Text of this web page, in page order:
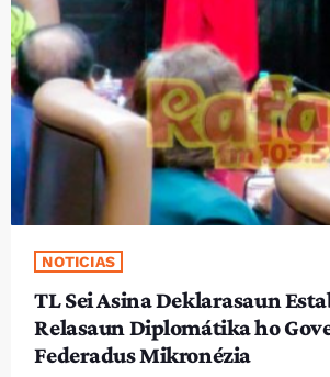
EVENTU SIRA
KONTAKTU SIRA
TÉTUM
TÉTUM
PORTUGUÊS
PRÓXIMOS PROGRAMAS
NOTICIAS
TL Sei Asina Deklarasaun
Relasaun Diplomátika ho
Federadus Mikronézia